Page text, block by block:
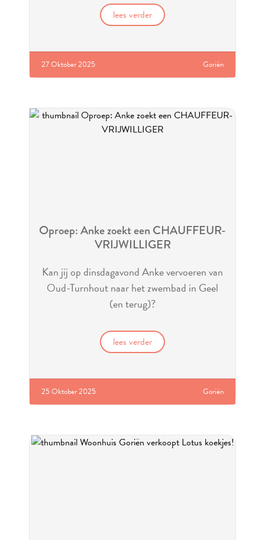
lees verder
27 Oktober 2025 Goriën
Oproep: Anke zoekt een CHAUFFEUR-
VRIJWILLIGER
Kan jij op dinsdagavond Anke vervoeren van
Oud-Turnhout naar het zwembad in Geel
(en terug)?
lees verder
25 Oktober 2025 Goriën